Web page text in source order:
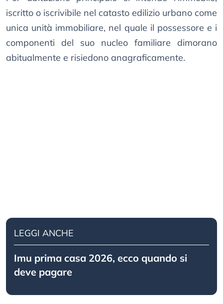
iscritto o iscrivibile nel catasto edilizio urbano come
unica unità immobiliare, nel quale il possessore e i
componenti del suo nucleo familiare dimorano
abitualmente e risiedono anagraficamente.
LEGGI ANCHE
Imu prima casa 2026, ecco quando si
deve pagare